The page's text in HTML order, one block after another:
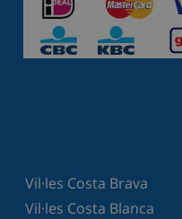
Vil·les Costa Brava
Vil·les Costa Blanca